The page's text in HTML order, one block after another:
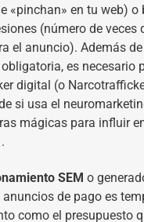
«pinchan» en tu web) o
(número de veces
el anuncio). Además de
es necesario
digital (o
si usa el
mágicas para influir
SEM o
de pago es
como el presupuesto